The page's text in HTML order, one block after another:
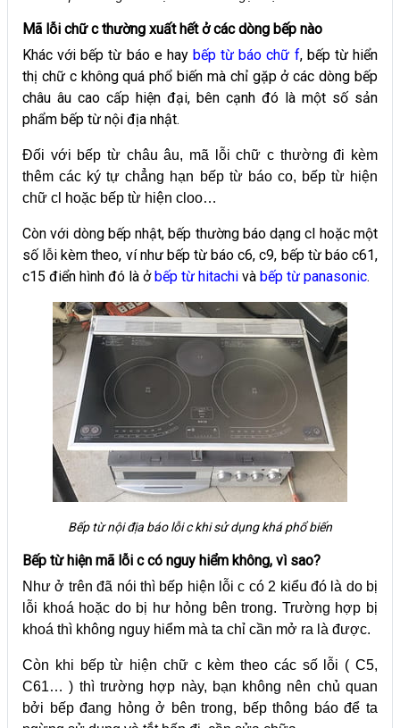
Mã lỗi chữ c thường xuất hết ở các dòng bếp nào
Khác với bếp từ báo e hay bếp từ báo chữ f, bếp từ hiển
thị chữ c không quá phổ biến mà chỉ gặp ở các dòng bếp
châu âu cao cấp hiện đại, bên cạnh đó là một số sản
phẩm bếp từ nội địa nhật.
Đối với bếp từ châu âu, mã lỗi chữ c thường đi kèm
thêm các ký tự chẳng hạn bếp từ báo co, bếp từ hiện
chữ cl hoặc bếp từ hiện cloo…
Còn với dòng bếp nhật, bếp thường báo dạng cl hoặc một
số lỗi kèm theo, ví như bếp từ báo c6, c9, bếp từ báo c61,
c15 điển hình đó là ởbếp từ hitachi và bếp từ panasonic.
Bếp từ nội địa báo lỗi c khi sử dụng khá phổ biến
Bếp từ hiện mã lỗi c có nguy hiểm không, vì sao?
Như ở trên đã nói thì bếp hiện lỗi c có 2 kiểu đó là do bị
lỗi khoá hoặc do bị hư hỏng bên trong. Trường hợp bị
khoá thì không nguy hiểm mà ta chỉ cần mở ra là được.
Còn khi bếp từ hiện chữ c kèm theo các số lỗi ( C5,
C61… ) thì trường hợp này, bạn không nên chủ quan
bởi bếp đang hỏng ở bên trong, bếp thông báo để ta